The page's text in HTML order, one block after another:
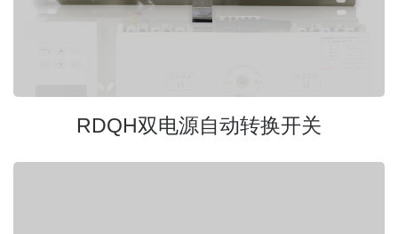
RDQH双电源自动转换开关